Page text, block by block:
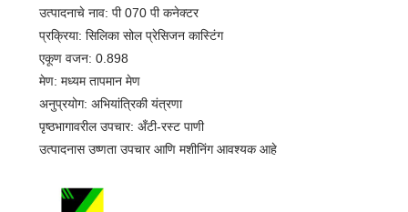
उत्पादनाचे नाव: पी 070 पी कनेक्टर
प्रक्रिया: सिलिका सोल प्रेसिजन कास्टिंग
एकूण वजन: 0.898
मेण: मध्यम तापमान मेण
अनुप्रयोग: अभियांत्रिकी यंत्रणा
पृष्ठभागावरील उपचार: अँटी-रस्ट पाणी
उत्पादनास उष्णता उपचार आणि मशीनिंग आवश्यक आहे